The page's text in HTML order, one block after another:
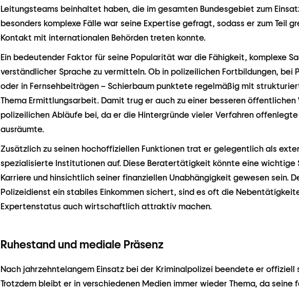
Leitungsteams beinhaltet haben, die im gesamten Bundesgebiet zum
besonders komplexe Fälle war seine Expertise gefragt, sodass er zum Teil
Kontakt mit internationalen Behörden treten konnte.
Ein bedeutender Faktor für seine Popularität war die Fähigkeit, komplexe
verständlicher Sprache zu vermitteln. Ob in polizeilichen Fortbildungen, bei
oder in Fernsehbeiträgen – Schierbaum punktete regelmäßig mit
Thema Ermittlungsarbeit. Damit trug er auch zu einer besseren öffentlichen
polizeilichen Abläufe bei, da er die Hintergründe vieler Verfahren
ausräumte.
Zusätzlich zu seinen hochoffiziellen Funktionen trat er gelegentlich als
spezialisierte Institutionen auf. Diese Beratertätigkeit könnte eine wichtige
Karriere und hinsichtlich seiner finanziellen Unabhängigkeit gewesen sein.
Polizeidienst ein stabiles Einkommen sichert, sind es oft die
Expertenstatus auch wirtschaftlich attraktiv machen.
Ruhestand und mediale Präsenz
Nach jahrzehntelangem Einsatz bei der Kriminalpolizei beendete er offiziell
Trotzdem bleibt er in verschiedenen Medien immer wieder Thema, da seine